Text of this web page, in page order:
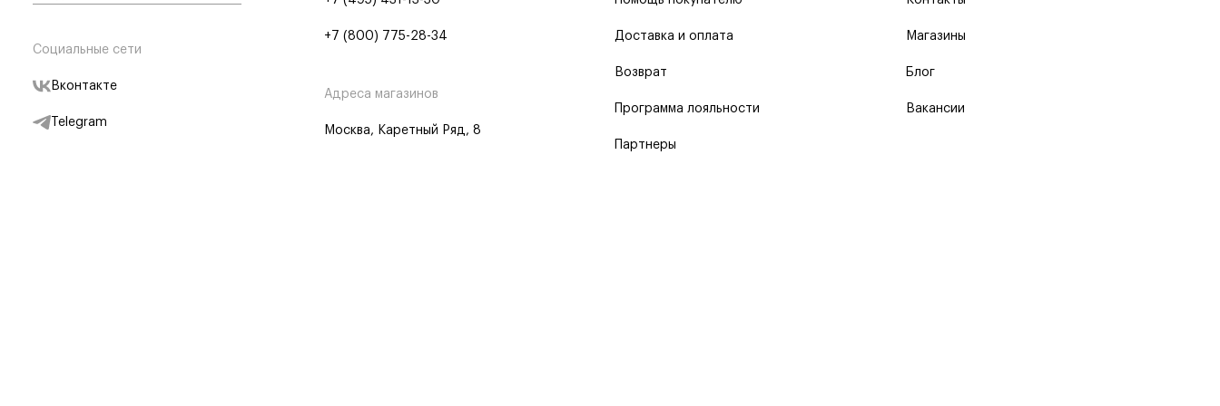
Социальные сети
Вконтакте
Telegram
+7 (800) 775-28-34
Адреса магазинов
Москва, Каретный Ряд, 8
Доставка и оплата
Возврат
Программа лояльности
Партнеры
Магазины
Блог
Вакансии